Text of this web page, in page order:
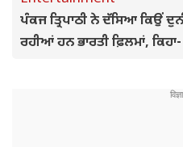
ਪੰਕਜ ਤ੍ਰਿਪਾਠੀ ਨੇ ਦੱਸਿਆ ਕਿਉਂ
ਰਹੀਆਂ ਹਨ ਭਾਰਤੀ ਫ਼ਿਲਮਾਂ,